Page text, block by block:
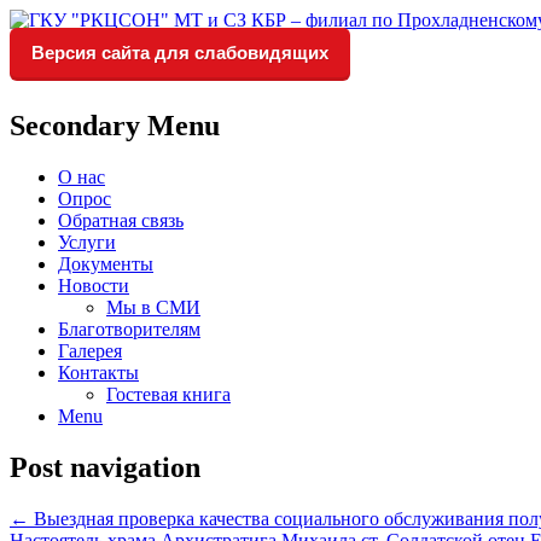
ГКУ "РКЦСОН" МТ и СЗ КБР –
Социальное обслуживание в
Версия сайта для слабовидящих
Secondary Menu
О нас
Опрос
Обратная связь
Услуги
Документы
Новости
Мы в СМИ
Благотворителям
Галерея
Контакты
Гостевая книга
Menu
Post navigation
← Выездная проверка качества социального обслуживания